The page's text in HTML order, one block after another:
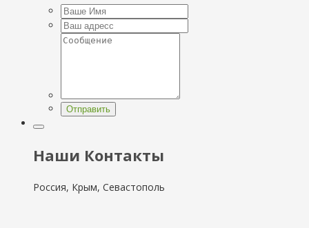
Отправить
Наши Контакты
Россия, Крым, Севастополь